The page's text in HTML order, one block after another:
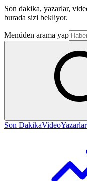
Son dakika, yazarlar,
burada sizi bekliyor.
Menüden arama yap
Son DakikaVideoYazarlar